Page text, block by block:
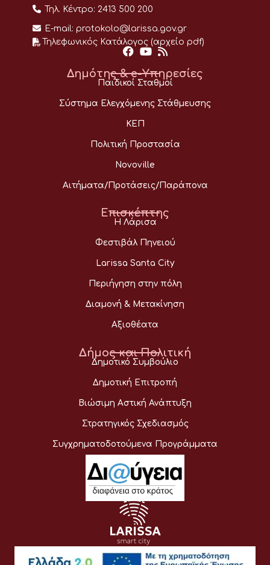
Τηλ. Κέντρο: 2413 500 200
E-mail: protokolo@larissa.gov.gr
Τηλεφωνικός Κατάλογος (αρχείο pdf)
Δημότης & e-Υπηρεσίες
Παιδικοί Σταθμοί
Σύστημα Ελεγχόμενης Στάθμευσης
ΚΕΠ
Πολιτική Προστασία
Novoville
Αιτήματα/Προτάσεις/Παράπονα
Επισκέπτης
Η Λάρισα
Φεστιβάλ Πηνειού
Larissa Santa City
Περιήγηση στην πόλη
Διαμονή & Μετακίνηση
Αξιοθέατα
Δήμος και Πολιτική
Δημοτικό Συμβούλιο
Δημοτική Επιτροπή
Βιώσιμη Αστική Ανάπτυξη
Στρατηγικός Σχεδιασμός
Συγχρηματοδοτούμενα Προγράμματα